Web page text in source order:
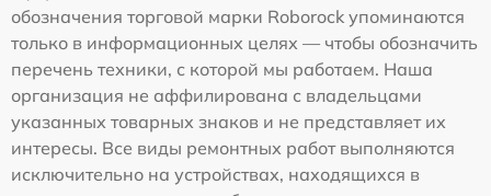
обозначения торговой марки Roborock упоминаются
только в информационных целях — чтобы обозначить
перечень техники, с которой мы работаем. Наша
организация не аффилирована с владельцами
указанных товарных знаков и не представляет их
интересы. Все виды ремонтных работ выполняются
исключительно на устройствах, находящихся в